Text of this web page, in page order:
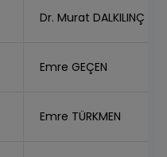
Dr. Murat DALKILINÇ
Emre GEÇEN
Emre TÜRKMEN